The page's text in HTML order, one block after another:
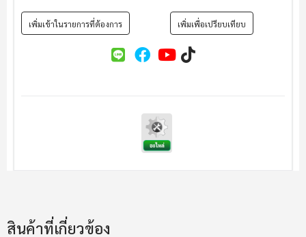
เพิ่มเข้าในรายการที่ต้องการ เพิ่มเพื่อเปรียบเทียบ
สินค้าที่เกี่ยวข้อง